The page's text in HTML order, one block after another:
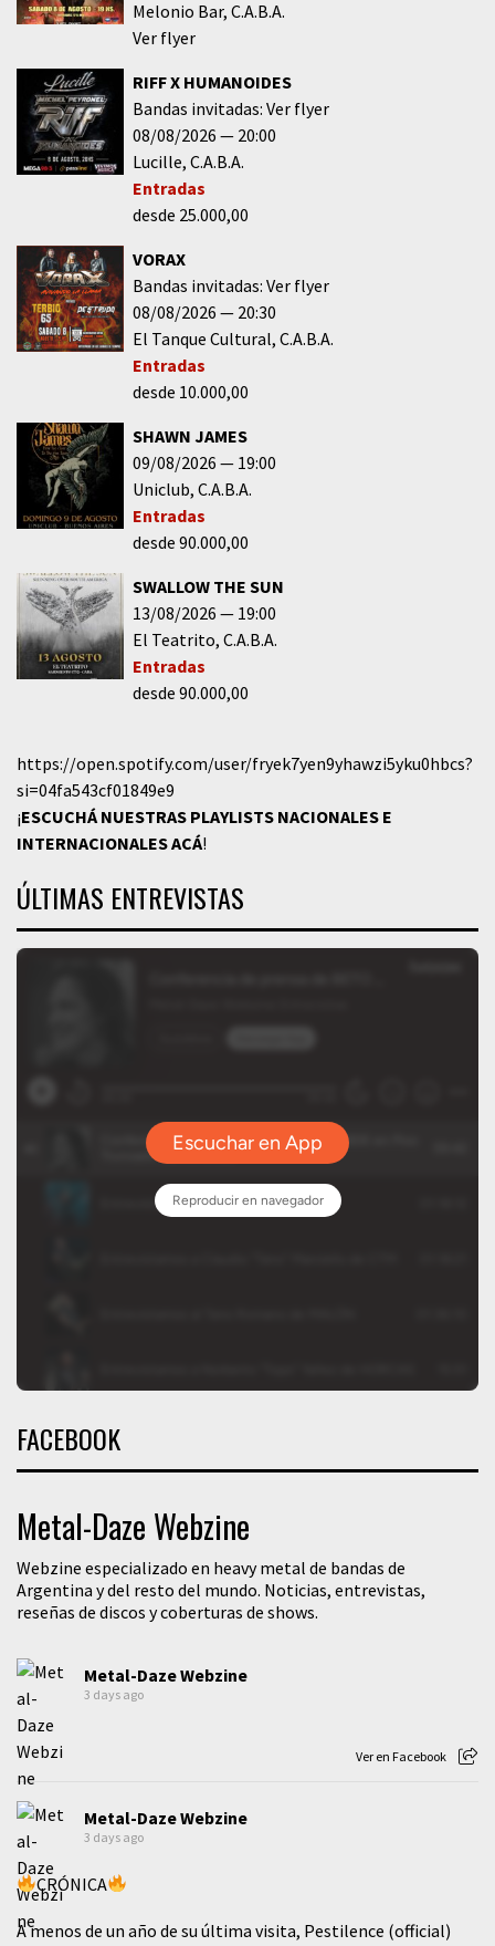
Melonio Bar C.A.B.A.
Ver flyer
RIFF X HUMANOIDES
Bandas invitadas: Ver flyer
08/08/2026
20:00
Lucille C.A.B.A.
Entradas
desde 25.000,00
VORAX
Bandas invitadas: Ver flyer
08/08/2026
20:30
El Tanque Cultural C.A.B.A.
Entradas
desde 10.000,00
SHAWN JAMES
09/08/2026
19:00
Uniclub C.A.B.A.
Entradas
desde 90.000,00
SWALLOW THE SUN
13/08/2026
19:00
El Teatrito C.A.B.A.
Entradas
desde 90.000,00
https://open.spotify.com/user/fryek7yen9yhawzi5yku0hbcs?
si=04fa543cf01849e9
¡ESCUCHÁ NUESTRAS PLAYLISTS NACIONALES E
INTERNACIONALESACÁ!
ÚLTIMAS ENTREVISTAS
FACEBOOK
Metal-Daze Webzine
Webzine especializado en heavy metal de bandas de
Argentina y del resto del mundo. Noticias, entrevistas,
reseñas de discos y coberturas de shows.
Metal-Daze Webzine
3 days ago
Ver en Facebook
Metal-Daze Webzine
3 days ago
CRÓNICA
A menos de un año de su última visita, Pestilence (official)